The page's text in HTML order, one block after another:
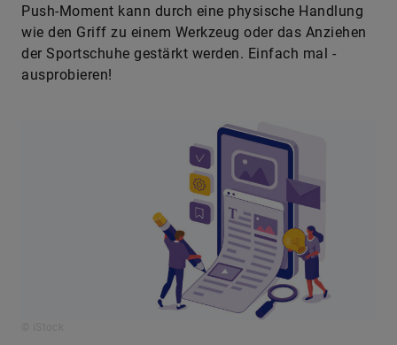
Push-Moment kann durch eine physische Handlung
wie den Griff zu einem Werkzeug oder das Anziehen
der Sportschuhe gestärkt werden. Einfach mal ­
ausprobieren!